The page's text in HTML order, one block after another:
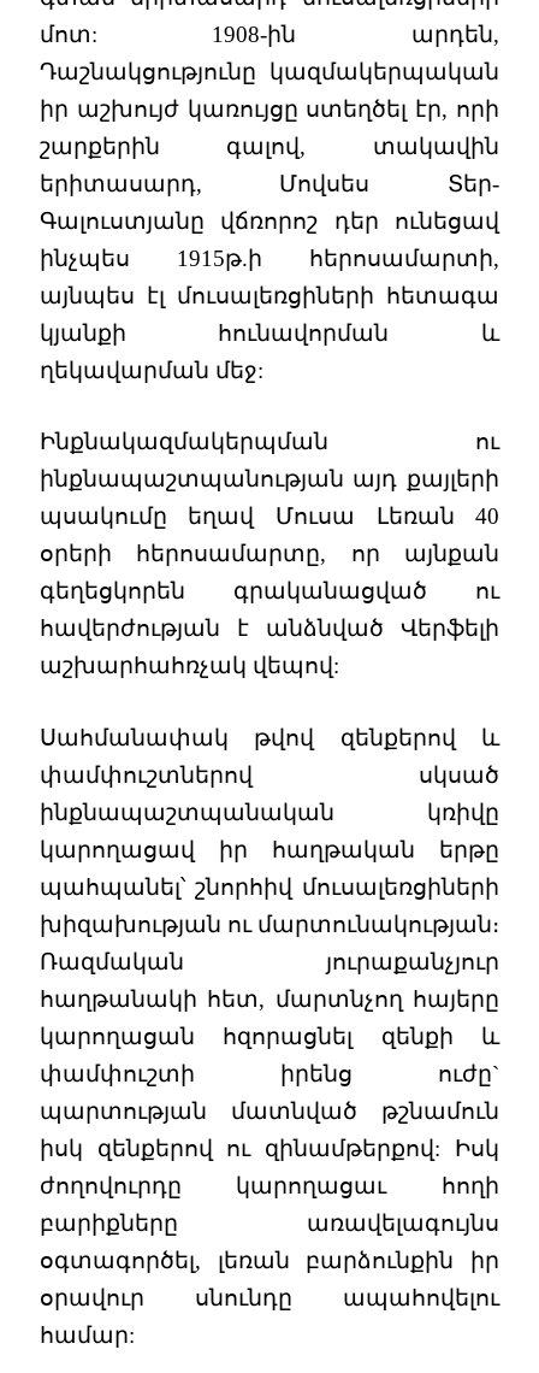
մոտ: 1908-ին արդեն,
Դաշնակցությունը կազմակերպական
իր աշխույժ կառույցը ստեղծել էր, որի
շարքերին գալով, տակավին
երիտասարդ, Մովսես Տեր-
Գալուստյանը վճռորոշ դեր ունեցավ
ինչպես 1915թ.ի հերոսամարտի,
այնպես էլ մուսալեռցիների հետագա
կյանքի հունավորման և
ղեկավարման մեջ:
Ինքնակազմակերպման ու
ինքնապաշտպանության այդ քայլերի
պսակումը եղավ Մուսա Լեռան 40
օրերի հերոսամարտը, որ այնքան
գեղեցկորեն գրականացված ու
հավերժության է անձնված Վերֆելի
աշխարհահռչակ վեպով:
Սահմանափակ թվով զենքերով և
փամփուշտներով սկսած
ինքնապաշտպանական կռիվը
կարողացավ իր հաղթական երթը
պահպանել՝ շնորհիվ մուսալեռցիների
խիզախության ու մարտունակության։
Ռազմական յուրաքանչյուր
հաղթանակի հետ, մարտնչող հայերը
կարողացան հզորացնել զենքի և
փամփուշտի իրենց ուժը`
պարտության մատնված թշնամուն
իսկ զենքերով ու զինամթերքով: Իսկ
ժողովուրդը կարողացաւ հողի
բարիքները առավելագույնս
օգտագործել, լեռան բարձունքին իր
օրավուր սնունդը ապահովելու
համար: